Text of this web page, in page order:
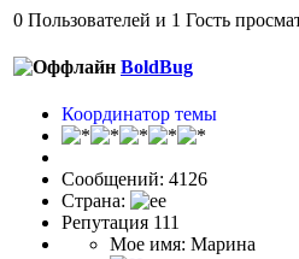
0 Пользователей и 1 Гость
BoldBug
Координатор темы
Сообщений: 4126
Страна:
Репутация 111
Мое имя: Марина